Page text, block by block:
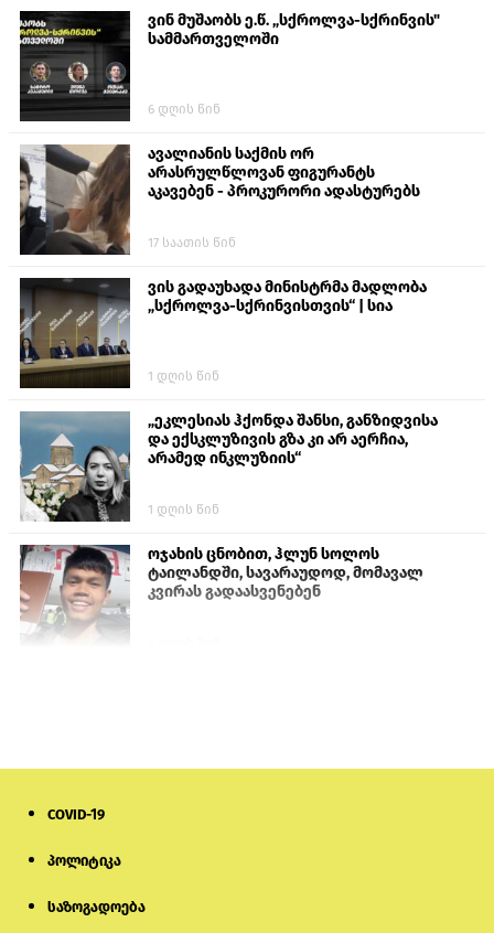
ვინ მუშაობს ე.წ. „სქროლვა-სქრინვის"
სამმართველოში
6 დღის წინ
ავალიანის საქმის ორ
არასრულწლოვან ფიგურანტს
აკავებენ - პროკურორი ადასტურებს
17 საათის წინ
ვის გადაუხადა მინისტრმა მადლობა
„სქროლვა-სქრინვისთვის“ | სია
1 დღის წინ
„ეკლესიას ჰქონდა შანსი, განზიდვისა
და ექსკლუზივის გზა კი არ აერჩია,
არამედ ინკლუზიის“
1 დღის წინ
ოჯახის ცნობით, ჰლუნ სოლოს
ტაილანდში, სავარაუდოდ, მომავალ
კვირას გადაასვენებენ
COVID-19
პოლიტიკა
საზოგადოება